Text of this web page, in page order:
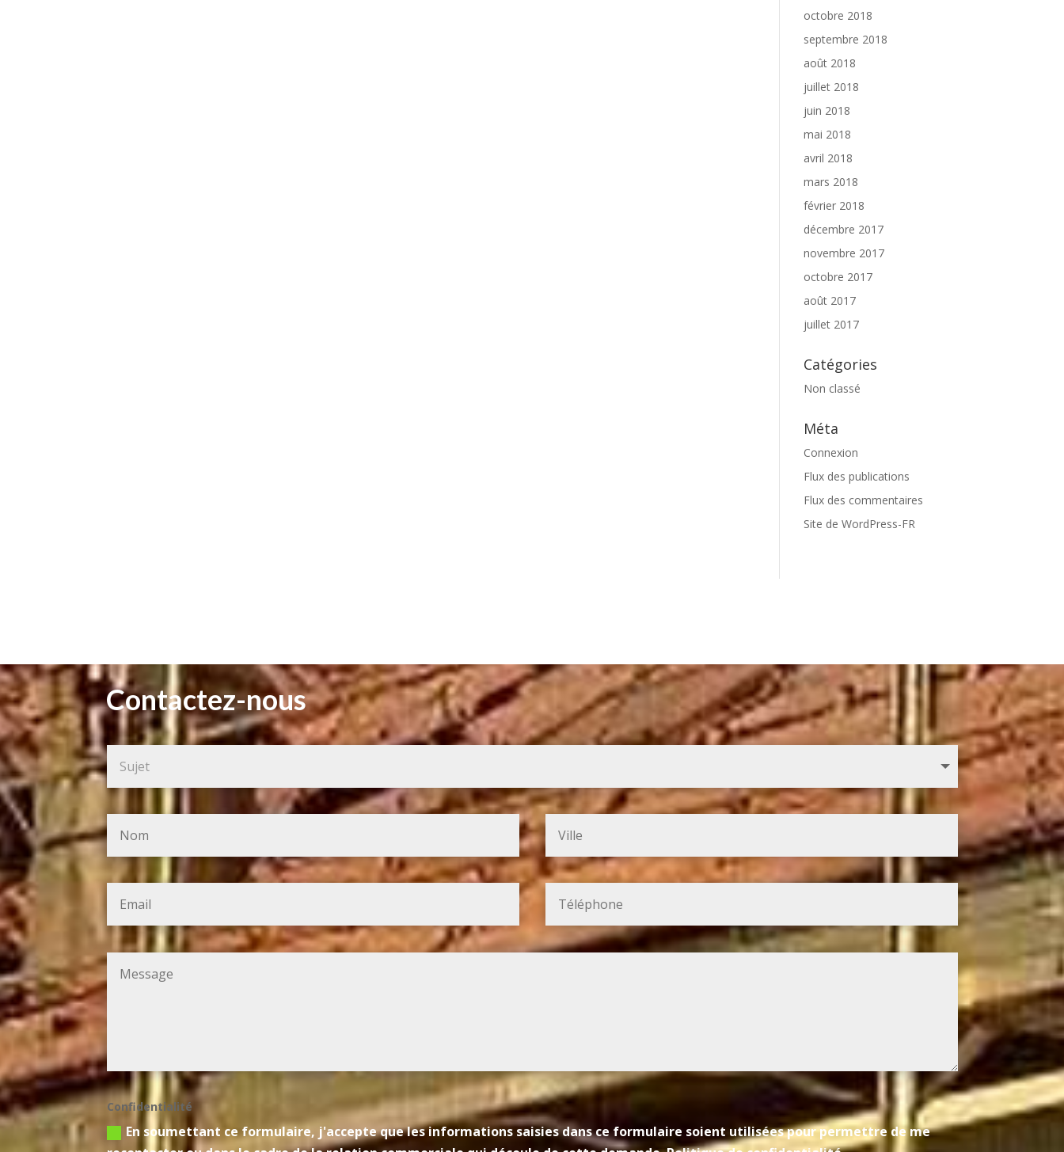
octobre 2018
septembre 2018
août 2018
juillet 2018
juin 2018
mai 2018
avril 2018
mars 2018
février 2018
décembre 2017
novembre 2017
octobre 2017
août 2017
juillet 2017
Catégories
Non classé
Méta
Connexion
Flux des publications
Flux des commentaires
Site de WordPress-FR
Contactez-nous
Confidentialité
En soumettant ce formulaire, j'accepte que les informations saisies dans ce formulaire soient utilisées pour permettre de me